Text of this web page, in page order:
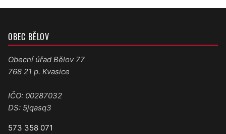
OBEC BĚLOV
Obecní úřad Bělov 77
768 21 p. Kvasice
IČO: 00287032
DS: 5jqasq3
573 358 071